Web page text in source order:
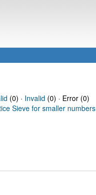
(0) · Invalid (0) · Error (0)
Sieve for smaller numbers